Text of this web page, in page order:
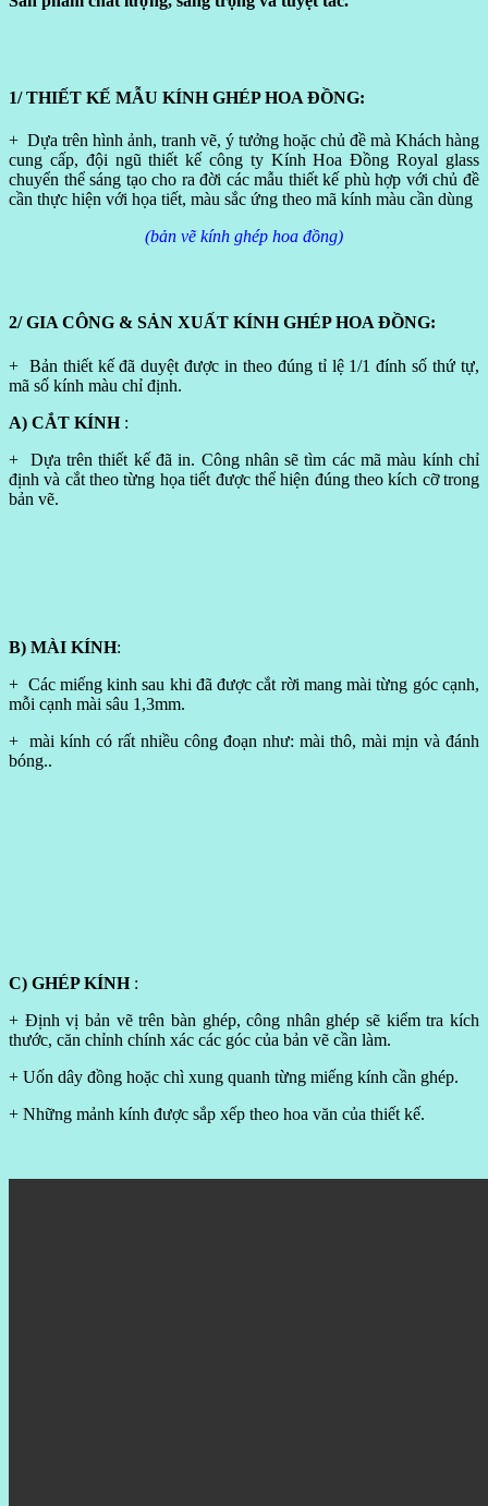
1/ THIẾT KẾ MẪU KÍNH GHÉP HOA ĐỒNG:
+ Dựa trên hình ảnh, tranh vẽ, ý tưởng hoặc chủ đề mà Khách hàng
cung cấp, đội ngũ thiết kế công ty Kính Hoa Đồng Royal glass
chuyển thể sáng tạo cho ra đời các mẫu thiết kế phù hợp với chủ đề
cần thực hiện với họa tiết, màu sắc ứng theo mã kính màu cần dùng
(bản vẽ kính ghép hoa đồng)
2/ GIA CÔNG & SẢN XUẤT KÍNH GHÉP HOA ĐỒNG:
+ Bản thiết kế đã duyệt được in theo đúng tỉ lệ 1/1 đính số thứ tự,
mã số kính màu chỉ định.
A) CẮT KÍNH:
+ Dựa trên thiết kế đã in. Công nhân sẽ tìm các mã màu kính chỉ
định và cắt theo từng họa tiết được thể hiện đúng theo kích cỡ trong
bản vẽ.
B) MÀI KÍNH:
+ Các miếng kinh sau khi đã được cắt rời mang mài từng góc cạnh,
mỗi cạnh mài sâu 1,3mm.
+ mài kính có rất nhiều công đoạn như: mài thô, mài mịn và đánh
bóng..
C) GHÉP KÍNH:
+ Định vị bản vẽ trên bàn ghép, công nhân ghép sẽ kiểm tra kích
thước, căn chỉnh chính xác các góc của bản vẽ cần làm.
+ Uốn dây đồng hoặc chì xung quanh từng miếng kính cần ghép.
+ Những mảnh kính được sắp xếp theo hoa văn của thiết kế.